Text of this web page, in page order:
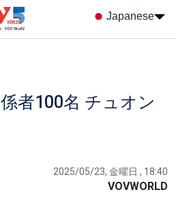
Japanese
者100名 チュオン
2025/05/23, 金曜日 , 18:40
VOVWORLD